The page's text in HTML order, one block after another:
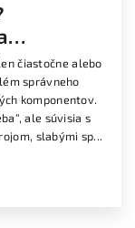
čiastočne alebo
správneho
komponentov.
ale súvisia s
slabými sp...